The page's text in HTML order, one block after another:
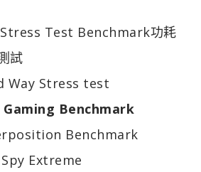
Test Benchmark功耗
試
Way Stress test
Benchmark
Benchmark
Extreme